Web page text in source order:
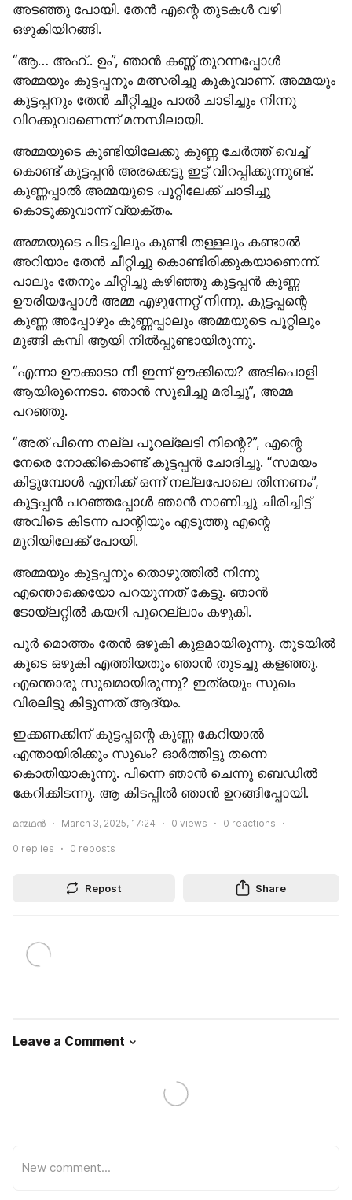
അടഞ്ഞു പോയി. തേൻ എന്റെ തുടകൾ വഴി
ഒഴുകിയിറങ്ങി.
“ആ… അഹ്.. ഉം”, ഞാൻ കണ്ണ് തുറന്നപ്പോൾ
അമ്മയും കുട്ടപ്പനും മത്സരിച്ചു കൂകുവാണ്. അമ്മയും
കുട്ടപ്പനും തേൻ ചീറ്റിച്ചും പാൽ ചാടിച്ചും നിന്നു
വിറക്കുവാണെന്ന് മനസിലായി.
അമ്മയുടെ കുണ്ടിയിലേക്കു കുണ്ണ ചേർത്ത് വെച്ച്
കൊണ്ട് കുട്ടപ്പൻ അരക്കെട്ടു ഇട്ട് വിറപ്പിക്കുന്നുണ്ട്.
കുണ്ണപ്പാൽ അമ്മയുടെ പൂറ്റിലേക്ക് ചാടിച്ചു
കൊടുക്കുവാന്ന് വ്യക്തം.
അമ്മയുടെ പിടച്ചിലും കുണ്ടി തള്ളലും കണ്ടാൽ
അറിയാം തേൻ ചീറ്റിച്ചു കൊണ്ടിരിക്കുകയാണെന്ന്.
പാലും തേനും ചീറ്റിച്ചു കഴിഞ്ഞു കുട്ടപ്പൻ കുണ്ണ
ഊരിയപ്പോൾ അമ്മ എഴുന്നേറ്റ് നിന്നു. കുട്ടപ്പന്റെ
കുണ്ണ അപ്പോഴും കുണ്ണപ്പാലും അമ്മയുടെ പൂറ്റിലും
മുങ്ങി കമ്പി ആയി നിൽപ്പുണ്ടായിരുന്നു.
“എന്നാ ഊക്കാടാ നീ ഇന്ന് ഊക്കിയെ? അടിപൊളി
ആയിരുന്നെടാ. ഞാൻ സുഖിച്ചു മരിച്ചു”, അമ്മ
പറഞ്ഞു.
“അത് പിന്നെ നല്ല പൂറല്ലേടി നിന്റെ?”, എന്റെ
നേരെ നോക്കികൊണ്ട് കുട്ടപ്പൻ ചോദിച്ചു. “സമയം
കിട്ടുമ്പോൾ എനിക്ക് ഒന്ന് നല്ലപോലെ തിന്നണം”,
കുട്ടപ്പൻ പറഞ്ഞപ്പോൾ ഞാൻ നാണിച്ചു ചിരിച്ചിട്ട്
അവിടെ കിടന്ന പാന്റിയും എടുത്തു എന്റെ
മുറിയിലേക്ക് പോയി.
അമ്മയും കുട്ടപ്പനും തൊഴുത്തിൽ നിന്നു
എന്തൊക്കെയോ പറയുന്നത് കേട്ടു. ഞാൻ
ടോയ്‌ലറ്റിൽ കയറി പൂറെല്ലാം കഴുകി.
പൂർ മൊത്തം തേൻ ഒഴുകി കുളമായിരുന്നു. തുടയിൽ
കൂടെ ഒഴുകി എത്തിയതും ഞാൻ തുടച്ചു കളഞ്ഞു.
എന്തൊരു സുഖമായിരുന്നു? ഇത്രയും സുഖം
വിരലിട്ടു കിട്ടുന്നത് ആദ്യം.
ഇക്കണക്കിന് കുട്ടപ്പന്റെ കുണ്ണ കേറിയാൽ
എന്തായിരിക്കും സുഖം? ഓർത്തിട്ടു തന്നെ
കൊതിയാകുന്നു. പിന്നെ ഞാൻ ചെന്നു ബെഡിൽ
കേറിക്കിടന്നു. ആ കിടപ്പിൽ ഞാൻ ഉറങ്ങിപ്പോയി.
മന്മഥൻ March 3, 2025, 17:24 0 views 0 reactions
0 replies 0 reposts
Repost Share
Leave a Comment